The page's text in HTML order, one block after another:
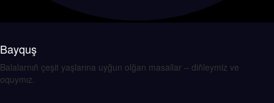
Bayquş
Balalarnıñ çeşit yaşlarına uyğun olğan masallar – diñleymiz ve
oquymız.